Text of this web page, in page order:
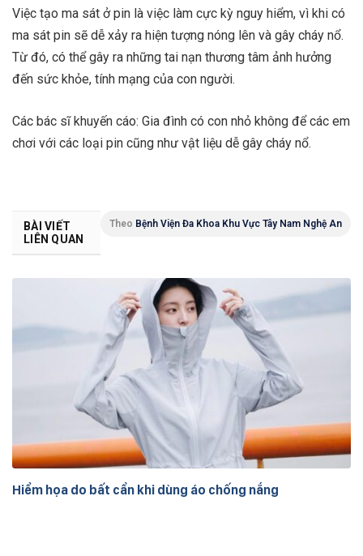
Việc tạo ma sát ở pin là việc làm cực kỳ nguy hiểm, vì khi có
ma sát pin sẽ dễ xảy ra hiện tượng nóng lên và gây cháy nổ.
Từ đó, có thể gây ra những tai nạn thương tâm ảnh hưởng
đến sức khỏe, tính mạng của con người.
Các bác sĩ khuyến cáo: Gia đình có con nhỏ không để các em
chơi với các loại pin cũng như vật liệu dễ gây cháy nổ.
Theo Bệnh Viện Đa Khoa Khu Vực Tây Nam Nghệ An
BÀI VIẾT
LIÊN QUAN
Hiểm họa do bất cẩn khi dùng áo chống nắng